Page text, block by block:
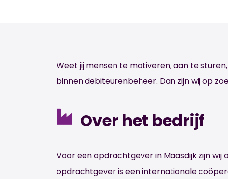
Weet jij mensen te motiveren, aan te
binnen debiteurenbeheer. Dan zijn wij op
Over het bedrijf
Voor een opdrachtgever in Maasdijk zijn
opdrachtgever is een internationale